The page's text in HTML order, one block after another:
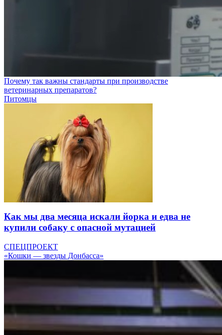
Почему так важны стандарты при производстве
ветеринарных препаратов?
Питомцы
Как мы два месяца искали йорка и едва не
купили собаку с опасной мутацией
СПЕЦПРОЕКТ
«Кошки — звезды Донбасса»